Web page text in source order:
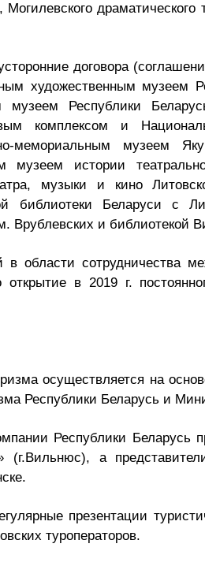
договора
художественным музеем
музеем Республики
комплексом и
мемориальным
музеем истории
музыки и кино
библиотеки Беларуси с
Врублевских и библиотекой
области сотрудничества
в 2019 г.
осуществляется на
Республики Беларусь и
Республики
(г.Вильнюс), а
презентации
туроператоров.